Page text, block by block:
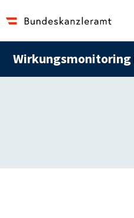
Wirkungsmonitoring